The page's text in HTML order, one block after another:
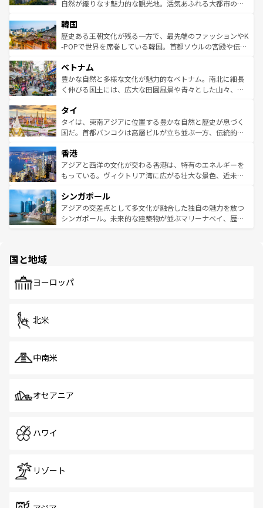
ク、伝統的なフラダンスなど、すべてがハワイの魅力を彩
ワイを、存分に味わってほしい。 なお、新着のハワイ情報
はコンテンツ一覧を参照してほしい。
ど、見どころがたくさん。また、カフェやワイン、オージ
いる。アクティビティも充実しており、サーフィンやダイ
ビング、ハイキングなど、アウトドア好きにはたまらな
い。オーストラリアの多彩な魅力を存分に味わいつくそ
参照してほしい。
自然が織りなす魅力的な観光地。活気あふれる大都市の台
ン）、静ひつな山岳地帯である台湾東部など、都市の喧騒
と山間の静けさが共存しており、訪れる人に新しい発見と
驚きをもたらしてくれる。また、奥深い台湾の食文化も魅
容にもいいと評判のスイーツなど、バラエティ豊かな料理
が味わえる。 なお、新着の台湾情報は コンテンツ一覧を参
照してほしい。
韓国
歴史ある王朝文化が残る一方で、最先端のファッションやK
-POPで世界を席巻している韓国。首都ソウルの宮殿や伝統
き、地方に足を延ばせば四季折々の自然美を楽しむことが
できる。そして、キムチや焼肉、絶品のストリートフード
まで、さまざまな韓国料理が待っている。夜には、韓国な
リティに包まれながら、韓国の多彩な魅力を心ゆくまで味
わってみてほしい。 なお、新着の韓国情報はコンテンツ一
覧を参照してほしい。
ベトナム
豊かな自然と多様な文化が魅力的なベトナム。南北に細長
く伸びる国土には、広大な田園風景や青々とした山々、世
急速な発展と共に伝統が息づく。ハノイの古い町並みやホ
ーチミン市のフランス統治時代の建物も、独特の雰囲気を
醸し出している。また、バラエティの豊かさとおいしさで
とつ。フォーやバインミー、ベトナムコーヒーなどは、ぜ
ひ現地で味わいたい。どの地域を訪れてもあたたかい人々
が旅行者を迎えてくれるので、きっと忘れられない旅にな
参照してほしい。
タイ
タイは、東南アジアに位置する豊かな自然と歴史が息づく
国だ。首都バンコクは高層ビルが立ち並ぶ一方、伝統的な
の活気が交差している。北部ではチェンマイなどの山岳地
帯で自然と触れ合い、南部ではプーケットやクラビの美し
いビーチでリゾート気分を楽しむことができる。タイ料理
激する。気候は一年中温暖で、どの季節にも異なる楽しみ
が待っている。親しみやすいタイの人々、仏教を中心とし
た文化、そして多様な観光資源が、訪れる旅人を魅了し続
香港
アジアと西洋の文化が交わる香港は、特有のエネルギーを
もっている。ヴィクトリア湾に広がる壮大な景色、近未来
み、どこを訪れても感動するはず。観光スポットが密集し
ており、効率よく見どころを回れるのも魅力。息をのむよ
うな絶景から文化的な体験まで、香港を存分に楽しみ尽く
シンガポール
アジアの交差点として多文化が融合した独自の魅力を放つ
シンガポール。未来的な建築物が並ぶマリーナベイ、歴史
で、ホーカーズは地元の風情を楽しめる外せないスポット
国と地域
ヨーロッパ
北米
中南米
オセアニア
ハワイ
リゾート